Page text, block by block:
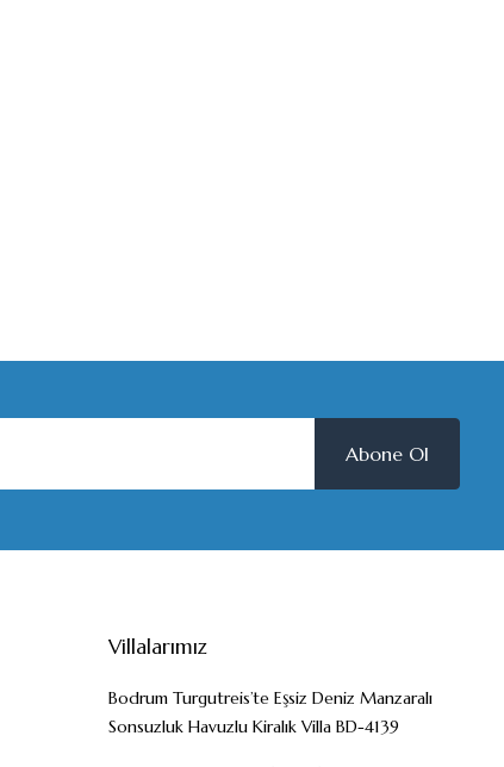
Abone Ol
Villalarımız
Bodrum Turgutreis’te Eşsiz Deniz Manzaralı
Sonsuzluk Havuzlu Kiralık Villa BD-4139